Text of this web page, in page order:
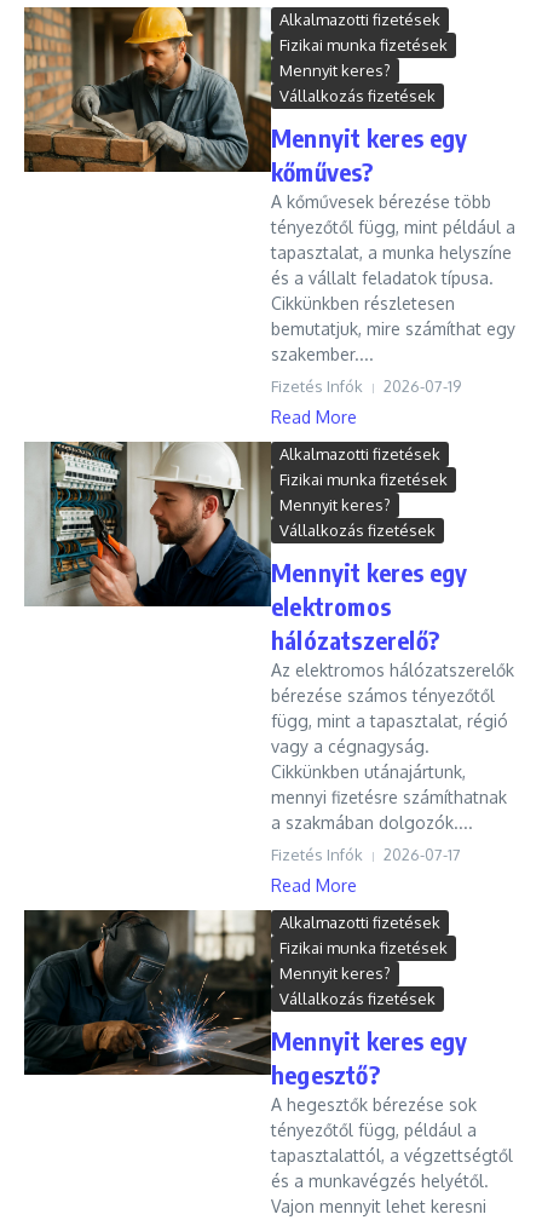
Alkalmazotti fizetések
Fizikai munka fizetések
Mennyit keres?
Vállalkozás fizetések
Mennyit keres egy
kőműves?
A kőművesek bérezése több
tényezőtől függ, mint például a
tapasztalat, a munka helyszíne
és a vállalt feladatok típusa.
Cikkünkben részletesen
bemutatjuk, mire számíthat egy
szakember....
Fizetés Infók 2026-07-19
Read More
Alkalmazotti fizetések
Fizikai munka fizetések
Mennyit keres?
Vállalkozás fizetések
Mennyit keres egy
elektromos
hálózatszerelő?
Az elektromos hálózatszerelők
bérezése számos tényezőtől
függ, mint a tapasztalat, régió
vagy a cégnagyság.
Cikkünkben utánajártunk,
mennyi fizetésre számíthatnak
a szakmában dolgozók....
Fizetés Infók 2026-07-17
Read More
Alkalmazotti fizetések
Fizikai munka fizetések
Mennyit keres?
Vállalkozás fizetések
Mennyit keres egy
hegesztő?
A hegesztők bérezése sok
tényezőtől függ, például a
tapasztalattól, a végzettségtől
és a munkavégzés helyétől.
Vajon mennyit lehet keresni